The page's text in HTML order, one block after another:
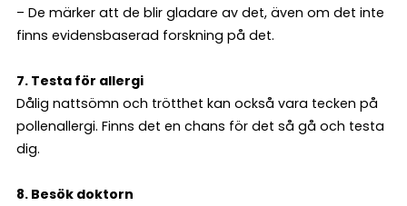
– De märker att de blir gladare av det, även om det inte
finns evidensbaserad forskning på det.
7. Testa för allergi
Dålig nattsömn och trötthet kan också vara tecken på
pollenallergi. Finns det en chans för det så gå och testa
dig.
8. Besök doktorn